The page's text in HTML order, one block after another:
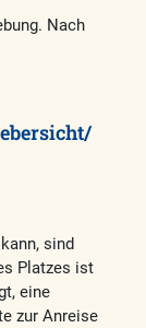
Nach
sind
Platzes ist
eine
zur Anreise